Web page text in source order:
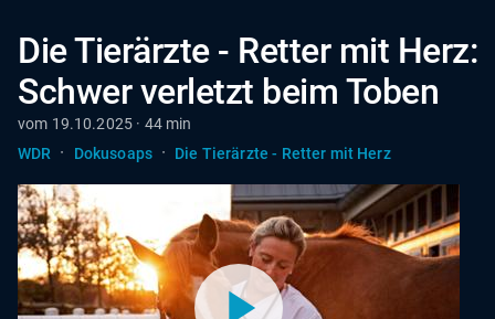
Die Tierärzte - Retter mit Herz:
Schwer verletzt beim Toben
vom 19.10.2025 · 44 min
WDR
· Dokusoaps · Die Tierärzte - Retter mit Herz